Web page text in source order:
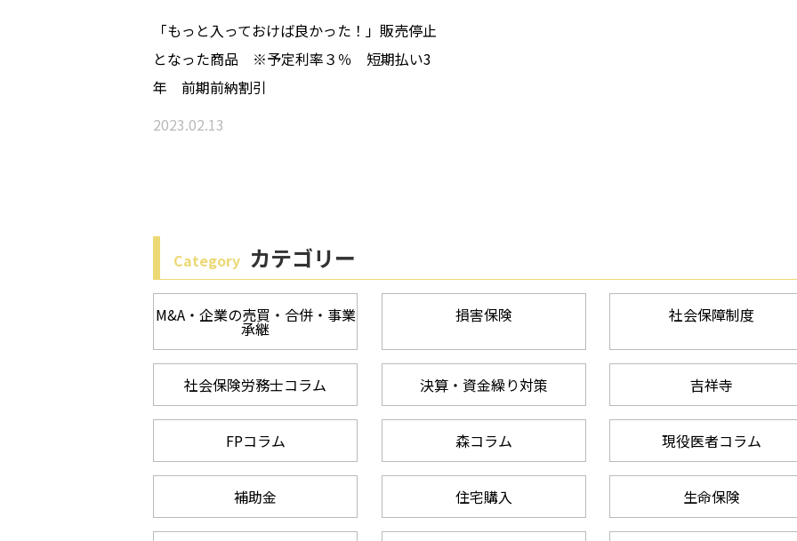
「もっと入っておけば良かった！」販売停止
となった商品 ※予定利率３％ 短期払い3
年 前期前納割引
2023.02.13
Category カテゴリー
M&A・企業の売買・合併・事業
承継
損害保険 社会保障制度
社会保険労務士コラム 決算・資金繰り対策 吉祥寺
FPコラム 森コラム 現役医者コラム
補助金 住宅購入 生命保険